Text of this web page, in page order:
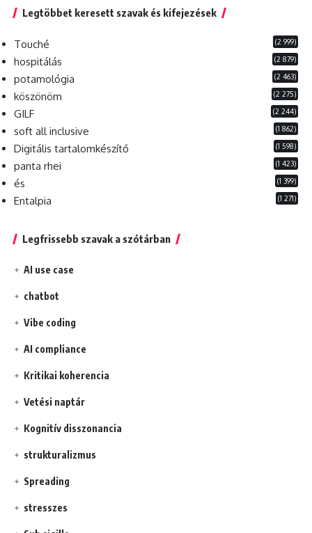
Legtöbbet keresett szavak és kifejezések
Touché (2 999)
hospitálás (2 879)
potamológia (2 463)
köszönöm (2 275)
GILF (2 244)
soft all inclusive (1 862)
Digitális tartalomkészítő (1 598)
panta rhei (1 423)
és (1 399)
Entalpia (1 271)
Legfrissebb szavak a szótárban
AI use case
chatbot
Vibe coding
AI compliance
Kritikai koherencia
Vetési naptár
Kognitív disszonancia
strukturalizmus
Spreading
stresszes